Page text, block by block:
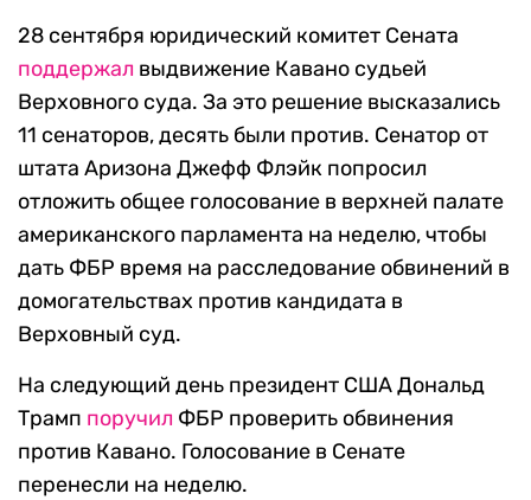
28 сентября юридический комитет Сената
поддержал выдвижение Кавано судьей
Верховного суда. За это решение высказались
11 сенаторов, десять были против. Сенатор от
штата Аризона Джефф Флэйк попросил
отложить общее голосование в верхней палате
американского парламента на неделю, чтобы
дать ФБР время на расследование обвинений в
домогательствах против кандидата в
Верховный суд.
На следующий день президент США Дональд
Трамп поручил ФБР проверить обвинения
против Кавано. Голосование в Сенате
перенесли на неделю.